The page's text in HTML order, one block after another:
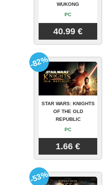
WUKONG
PC
40.99 €
STAR WARS: KNIGHTS
OF THE OLD
REPUBLIC
PC
1.66 €
-82%
-53%